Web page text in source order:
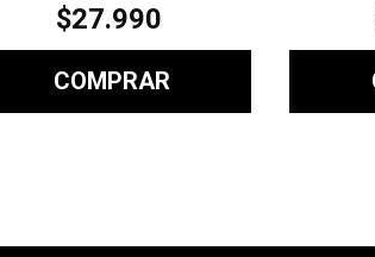
$27.990
COMPRAR